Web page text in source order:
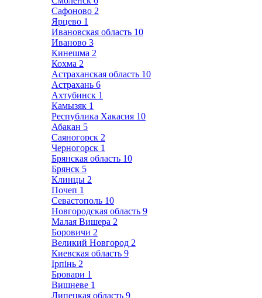
Сафоново 2
Ярцево 1
Ивановская область 10
Иваново 3
Кинешма 2
Кохма 2
Астраханская область 10
Астрахань 6
Ахтубинск 1
Камызяк 1
Республика Хакасия 10
Абакан 5
Саяногорск 2
Черногорск 1
Брянская область 10
Брянск 5
Клинцы 2
Почеп 1
Севастополь 10
Новгородская область 9
Малая Вишера 2
Боровичи 2
Великий Новгород 2
Киевская область 9
Ірпінь 2
Бровари 1
Вишневе 1
Липецкая область 9